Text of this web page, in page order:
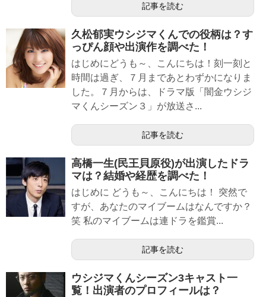
記事を読む
久松郁実ウシジマくんでの役柄は？す
っぴん顔や出演作を調べた！
はじめにどうも～、こんにちは！刻一刻と
時間は過ぎ、７月まであとわずかになりま
した。７月からは、ドラマ版「闇金ウシジ
マくんシーズン３」が放送さ...
記事を読む
高橋一生(民王貝原役)が出演したドラ
マは？結婚や経歴を調べた！
はじめに どうも～、こんにちは！ 突然で
すが、あなたのマイブームはなんですか？
笑 私のマイブームは連ドラを鑑賞...
記事を読む
ウシジマくんシーズン3キャスト一
覧！出演者のプロフィールは？